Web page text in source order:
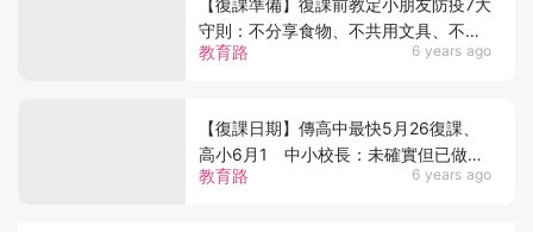
教育路 6 years ago
【復課準備】復課前教定小朋友防疫7大
守則：不分享食物、不共用文具、不摸
口罩和眼鼻
教育路 6 years ago
【復課日期】傳高中最快5月26復課、
高小6月1 中小校長：未確實但已做好
準備